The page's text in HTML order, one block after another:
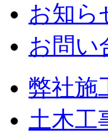
お知ら
お問い
弊社施
土木工